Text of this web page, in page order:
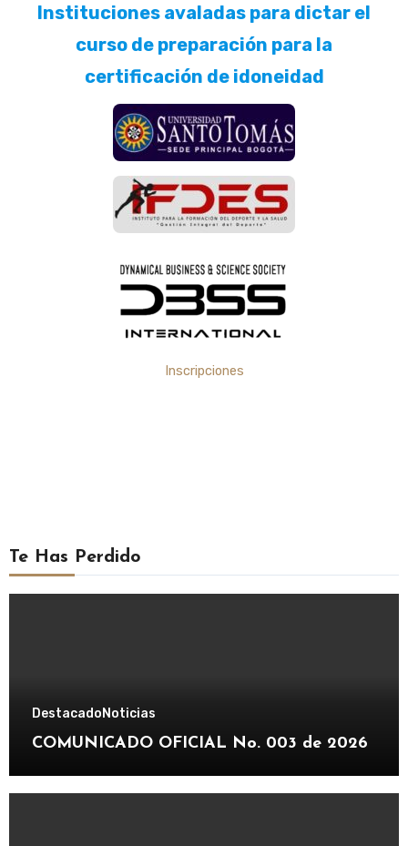
Instituciones avaladas para dictar el
curso de preparación para la
certificación de idoneidad
Inscripciones
Te Has Perdido
DestacadoNoticias
COMUNICADO OFICIAL No. 003 de 2026